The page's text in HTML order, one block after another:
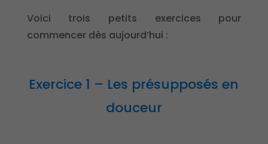
Voici trois petits exercices pour
commencer dès aujourd’hui :
Exercice 1 – Les présupposés en
douceur